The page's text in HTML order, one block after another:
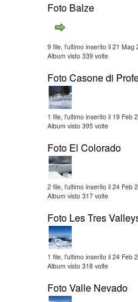
Foto Balze
9 file, l'ultimo inserito il 21 Mag
Album visto 339 volte
Foto Casone di
1 file, l'ultimo inserito il 19 Feb
Album visto 395 volte
Foto El Colorado
2 file, l'ultimo inserito il 24 Feb
Album visto 317 volte
Foto Les Tres
1 file, l'ultimo inserito il 24 Feb
Album visto 318 volte
Foto Valle Nevado